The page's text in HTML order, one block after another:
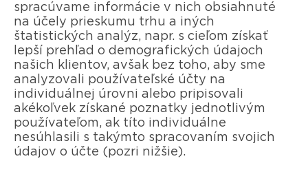
spracúvame informácie v nich obsiahnuté
na účely prieskumu trhu a iných
štatistických analýz, napr. s cieľom získať
lepší prehľad o demografických údajoch
našich klientov, avšak bez toho, aby sme
analyzovali používateľské účty na
individuálnej úrovni alebo pripisovali
akékoľvek získané poznatky jednotlivým
používateľom, ak títo individuálne
nesúhlasili s takýmto spracovaním svojich
údajov o účte (pozri nižšie).